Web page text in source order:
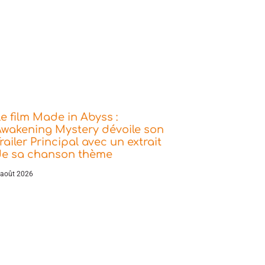
film Made in Abyss :
Mystery dévoile son
Principal avec un extrait
sa chanson thème
2026